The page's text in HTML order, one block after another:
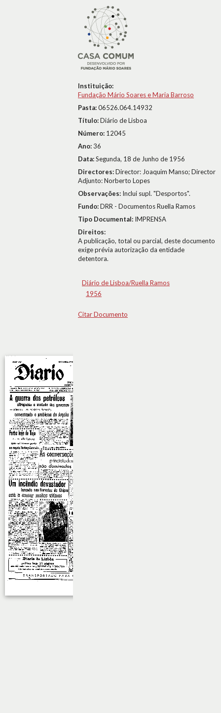
Instituição:
Fundação Mário Soares e Maria Barroso
Pasta:06526.064.14932
Título:Diário de Lisboa
Número: 12045
Ano:36
Data:Segunda, 18 de Junho de 1956
Directores:Director: Joaquim Manso; Director
Adjunto: Norberto Lopes
Observações: Inclui supl. "Desportos".
Fundo:DRR - Documentos Ruella Ramos
Tipo Documental: IMPRENSA
Direitos:
A publicação, total ou parcial, deste documento
exige prévia autorização da entidade
detentora.
Diário de Lisboa/Ruella Ramos
1956
Citar Documento